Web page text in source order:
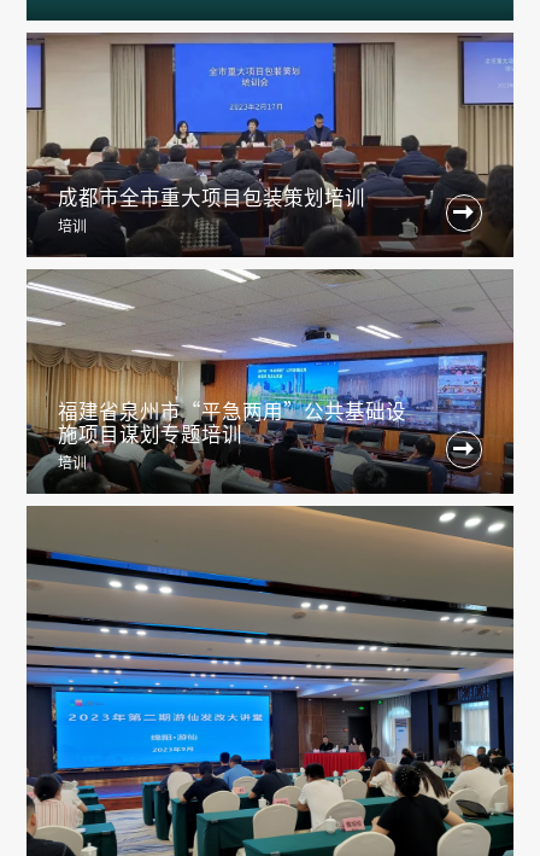
成都市全市重大项目包装策划培训
培训

福建省泉州市“平急两用”公共基础设
施项目谋划专题培训
培训
